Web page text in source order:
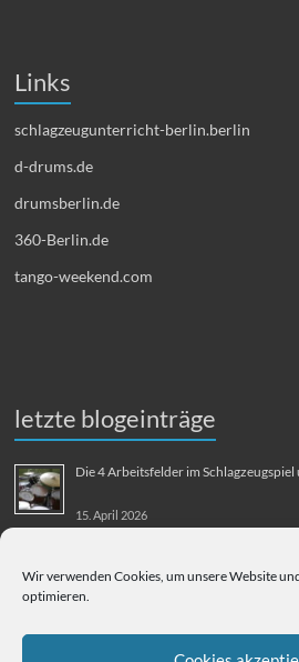
Wir verwenden Cookies, um unsere Website
optimieren.
Links
schlagzeugunterricht-berlin.berlin
d-drums.de
drumsberlin.de
360-Berlin.de
tango-weekend.com
letzte blogeinträge
Die 4 Arbeitsfelder im Schlagzeugspiel
15. April 2026
31. August 2025
Berliner Flughafen Tegel – Berlin-